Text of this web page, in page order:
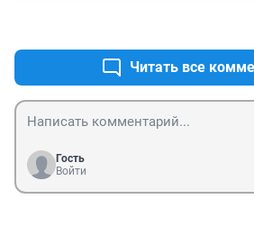
Читать все
Гость
Войти